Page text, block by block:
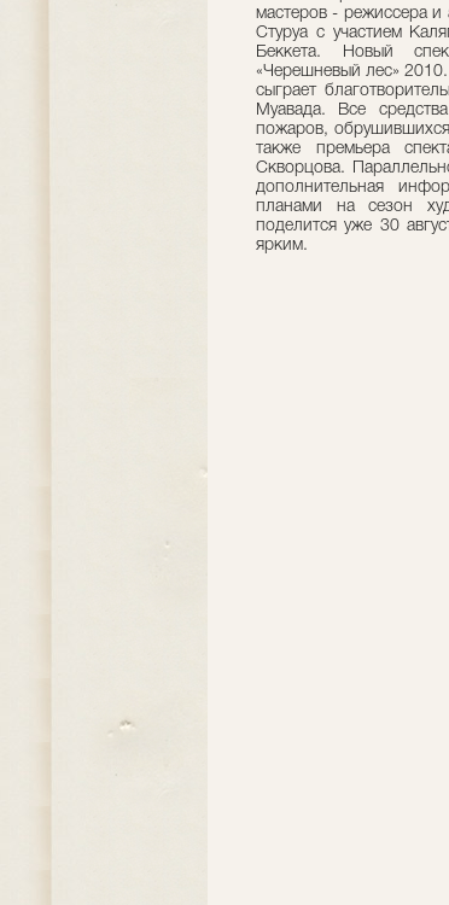
мастеров - режиссера и
Стуруа с участием
Беккета. Новый
«Черешневый лес»
сыграет
Муавада. Все
пожаров,
также премьера
Скворцова.
дополнительная
планами на сезон
поделится уже 30
ярким.